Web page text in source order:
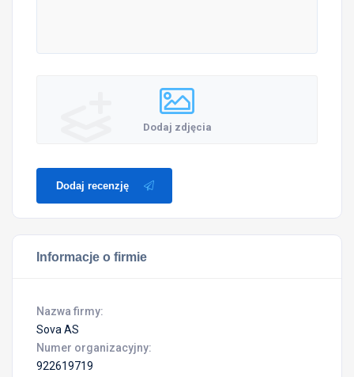
Dodaj zdjęcia
Dodaj recenzję
Informacje o firmie
Nazwa firmy:
Sova AS
Numer organizacyjny:
922619719